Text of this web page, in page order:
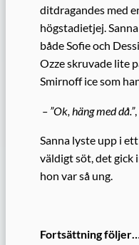
ditdragandes med
högstadietjej.
både Sofie och
Ozze skruvade lite
Smirnoff ice som
– ”Ok, häng med då.”
Sanna lyste upp i
väldigt söt, det
hon var så ung.
Fortsättning